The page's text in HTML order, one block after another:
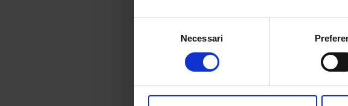
Con il tuo consenso, vorremmo anche:
raccogliere informazioni sulla tua
digitali).
modificare o ritirare il tuo consenso in
Necessari
PIANO
DNBM